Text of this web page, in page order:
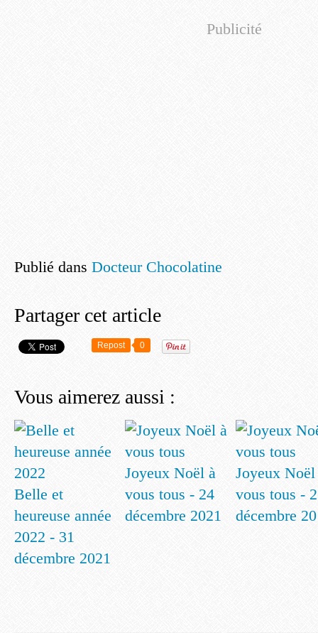
Publicité
Publié dans Docteur Chocolatine
Partager cet article
Repost 0
Vous aimerez aussi :
Belle et
heureuse année
2022 - 31
décembre 2021
Joyeux Noël à
vous tous - 24
décembre 2021
Joyeux Noël
vous tous -
décembre